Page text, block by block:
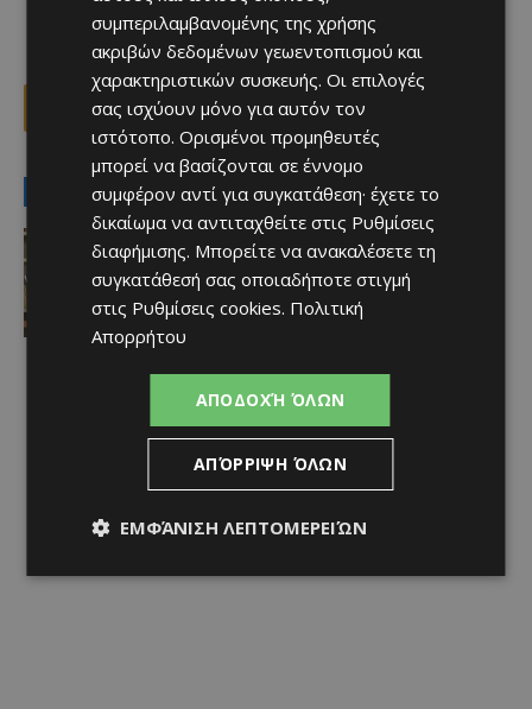
Facebook X Viber
LATEST NEWS
Ειδήσεις
Νέος Γενικός Διευθυντής του Hilton
Nicosia ο Ilio Rodoni
Afentiko - 08/08/2026
συμπεριλαμβανομένης της χρήσης
ακριβών δεδομένων γεωεντοπισμού και
χαρακτηριστικών συσκευής. Οι επιλογές
σας ισχύουν μόνο για αυτόν τον
ιστότοπο. Ορισμένοι προμηθευτές
μπορεί να βασίζονται σε έννομο
συμφέρον αντί για συγκατάθεση· έχετε το
δικαίωμα να αντιταχθείτε στις Ρυθμίσεις
διαφήμισης. Μπορείτε να ανακαλέσετε τη
συγκατάθεσή σας οποιαδήποτε στιγμή
στις Ρυθμίσεις cookies. Πολιτική
Απορρήτου
ΑΠΟΔΟΧΉ ΌΛΩΝ
ΑΠΌΡΡΙΨΗ ΌΛΩΝ
ΕΜΦΆΝΙΣΗ ΛΕΠΤΟΜΕΡΕΙΏΝ